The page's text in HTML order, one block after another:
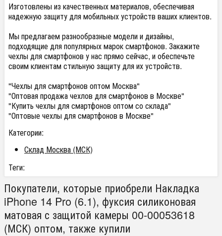
Изготовлены из качественных материалов, обеспечивая
надежную защиту для мобильных устройств ваших клиентов.
Мы предлагаем разнообразные модели и дизайны,
подходящие для популярных марок смартфонов. Закажите
чехлы для смартфонов у нас прямо сейчас, и обеспечьте
своим клиентам стильную защиту для их устройств.
"Чехлы для смартфонов оптом Москва"
"Оптовая продажа чехлов для смартфонов в Москве"
"Купить чехлы для смартфонов оптом со склада"
"Оптовые чехлы для смартфонов в Москве"
Категории:
Склад Москва (МСК)
Теги:
Покупатели, которые приобрели Накладка
iPhone 14 Pro (6.1), фуксия силиконовая
матовая с защитой камеры 00-00053618
(МСК) оптом, также купили